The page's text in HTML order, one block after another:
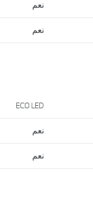
نعم
نعم
ECO LED
نعم
نعم